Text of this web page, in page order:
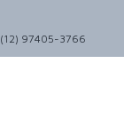
(12) 97405-3766